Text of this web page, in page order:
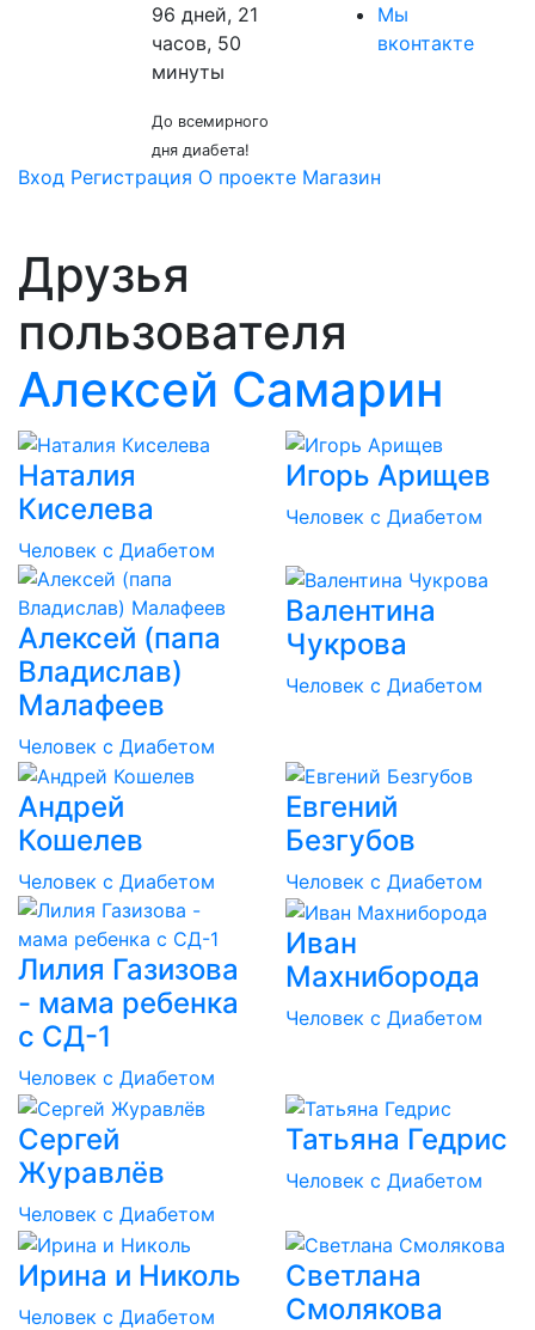
96 дней, 21
часов, 50
минуты
До всемирного
дня диабета!
Мы
вконтакте
Вход Регистрация О проекте Магазин
Друзья
пользователя
Алексей Самарин
Наталия
Киселева
Человек с Диабетом
Игорь Арищев
Человек с Диабетом
Алексей (папа
Владислав)
Малафеев
Человек с Диабетом
Валентина
Чукрова
Человек с Диабетом
Андрей
Кошелев
Человек с Диабетом
Евгений
Безгубов
Человек с Диабетом
Лилия Газизова
- мама ребенка
с СД-1
Человек с Диабетом
Иван
Махниборода
Человек с Диабетом
Cергей
Журавлёв
Человек с Диабетом
Татьяна Гедрис
Человек с Диабетом
Ирина и Николь
Человек с Диабетом
Светлана
Смолякова